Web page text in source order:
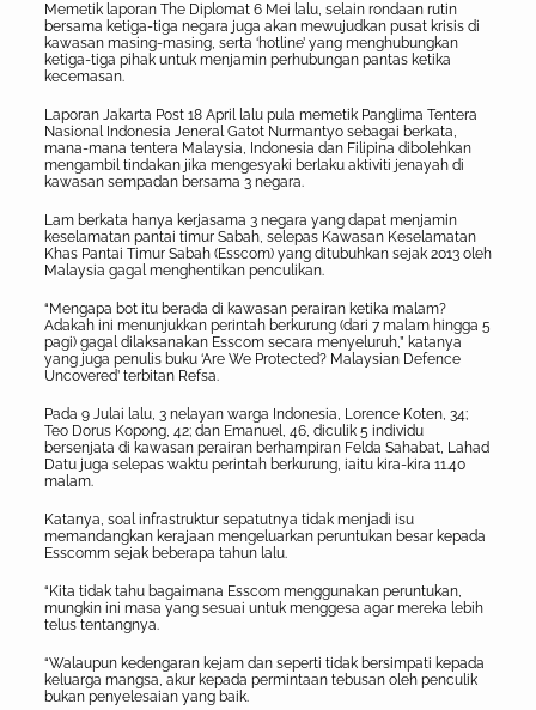
Memetik laporan The Diplomat 6 Mei lalu, selain rondaan rutin
bersama ketiga-tiga negara juga akan mewujudkan pusat krisis di
kawasan masing-masing, serta ‘hotline’ yang menghubungkan
ketiga-tiga pihak untuk menjamin perhubungan pantas ketika
kecemasan.
Laporan Jakarta Post 18 April lalu pula memetik Panglima Tentera
Nasional Indonesia Jeneral Gatot Nurmantyo sebagai berkata,
mana-mana tentera Malaysia, Indonesia dan Filipina dibolehkan
mengambil tindakan jika mengesyaki berlaku aktiviti jenayah di
kawasan sempadan bersama 3 negara.
Lam berkata hanya kerjasama 3 negara yang dapat menjamin
keselamatan pantai timur Sabah, selepas Kawasan Keselamatan
Khas Pantai Timur Sabah (Esscom) yang ditubuhkan sejak 2013 oleh
Malaysia gagal menghentikan penculikan.
“Mengapa bot itu berada di kawasan perairan ketika malam?
Adakah ini menunjukkan perintah berkurung (dari 7 malam hingga 5
pagi) gagal dilaksanakan Esscom secara menyeluruh,” katanya
yang juga penulis buku ‘Are We Protected? Malaysian Defence
Uncovered’ terbitan Refsa.
Pada 9 Julai lalu, 3 nelayan warga Indonesia, Lorence Koten, 34;
Teo Dorus Kopong, 42; dan Emanuel, 46, diculik 5 individu
bersenjata di kawasan perairan berhampiran Felda Sahabat, Lahad
Datu juga selepas waktu perintah berkurung, iaitu kira-kira 11.40
malam.
Katanya, soal infrastruktur sepatutnya tidak menjadi isu
memandangkan kerajaan mengeluarkan peruntukan besar kepada
Esscomm sejak beberapa tahun lalu.
“Kita tidak tahu bagaimana Esscom menggunakan peruntukan,
mungkin ini masa yang sesuai untuk menggesa agar mereka lebih
telus tentangnya.
“Walaupun kedengaran kejam dan seperti tidak bersimpati kepada
keluarga mangsa, akur kepada permintaan tebusan oleh penculik
bukan penyelesaian yang baik.